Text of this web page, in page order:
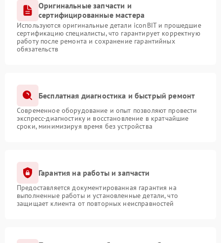
Оригинальные запчасти и
сертифицированные мастера
Используются оригинальные детали iconBIT и прошедшие
сертификацию специалисты, что гарантирует корректную
работу после ремонта и сохранение гарантийных
обязательств
Бесплатная диагностика и быстрый ремонт
Современное оборудование и опыт позволяют провести
экспресс-диагностику и восстановление в кратчайшие
сроки, минимизируя время без устройства
Гарантия на работы и запчасти
Предоставляется документированная гарантия на
выполненные работы и установленные детали, что
защищает клиента от повторных неисправностей